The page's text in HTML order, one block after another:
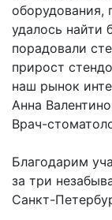
оборудования,
удалось найти
порадовали
прирост
наш рынок
Анна
Врач-
Благодарим
за три
Санкт-